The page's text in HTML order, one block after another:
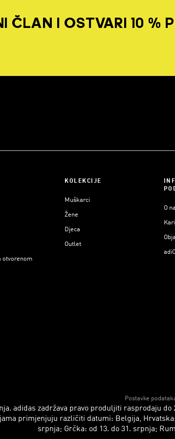
ČLAN I OSTVARI 10 %
otvorenom
KOLEKCIJE
Muškarci
Žene
Djeca
Outlet
O
Postavke
adidas zadržava pravo produljiti rasprodaju
primjenjuju različiti datumi: Belgija,
srpnja; Grčka: od 13. do 31. srpnja;